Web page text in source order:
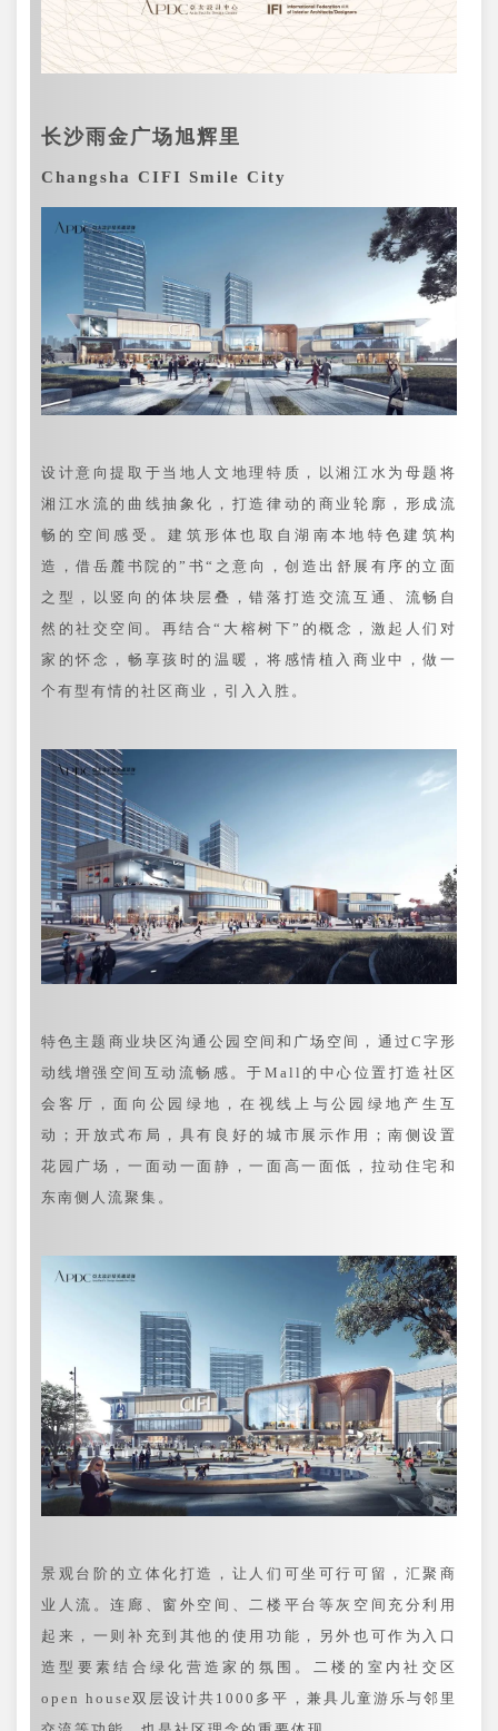
长沙雨金广场旭辉里
Changsha CIFI Smile City
设计意向提取于当地人文地理特质，以湘江水为母题将
湘江水流的曲线抽象化，打造律动的商业轮廓，形成流
畅的空间感受。建筑形体也取自湖南本地特色建筑构
造，借岳麓书院的”书“之意向，创造出舒展有序的立面
之型，以竖向的体块层叠，错落打造交流互通、流畅自
然的社交空间。再结合“大榕树下”的概念，激起人们对
家的怀念，畅享孩时的温暖，将感情植入商业中，做一
个有型有情的社区商业，引入入胜。
特色主题商业块区沟通公园空间和广场空间，通过C字形
动线增强空间互动流畅感。于Mall的中心位置打造社区
会客厅，面向公园绿地，在视线上与公园绿地产生互
动；开放式布局，具有良好的城市展示作用；南侧设置
花园广场，一面动一面静，一面高一面低，拉动住宅和
东南侧人流聚集。
景观台阶的立体化打造，让人们可坐可行可留，汇聚商
业人流。连廊、窗外空间、二楼平台等灰空间充分利用
起来，一则补充到其他的使用功能，另外也可作为入口
造型要素结合绿化营造家的氛围。二楼的室内社交区
open house双层设计共1000多平，兼具儿童游乐与邻里